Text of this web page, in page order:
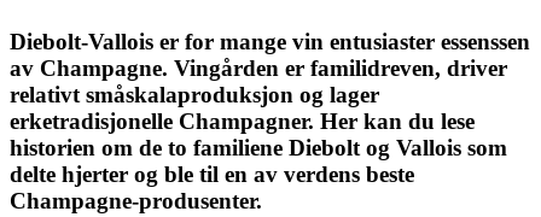
Diebolt-Vallois er for mange vin entusiaster essenssen
av Champagne. Vingården er familidreven, driver
relativt småskalaproduksjon og lager
erketradisjonelle Champagner. Her kan du lese
historien om de to familiene Diebolt og Vallois som
delte hjerter og ble til en av verdens beste
Champagne-produsenter.